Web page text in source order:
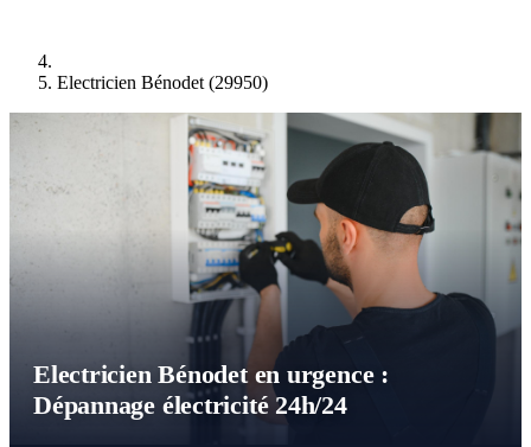
Electricien Bénodet (29950)
Electricien Bénodet en urgence :
Dépannage électricité 24h/24